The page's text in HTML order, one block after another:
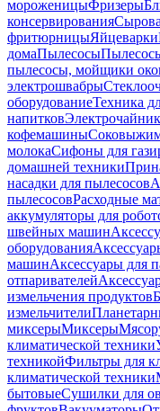
мороженицыФризеры
консервирования
фритюрницыЯйцеварки
домаПылесосы
пылесосы, мойщики
электрошвабры
оборудованиеТехника
напитков
кофемашины
молокаСифоны для
домашней техники
насадки для пылесосов
пылесосовРасходные
аккумуляторы для
швейных машин
оборудования
машинАксессуары для
отпаривателей
измельчения продуктов
измельчители
миксерыМиксеры
климатической техники
техникойФильтры для
климатической техники
бытовыеСушилки для